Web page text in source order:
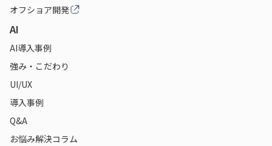
オフショア開発
AI
AI導入事例
強み・こだわり
UI/UX
導入事例
Q&A
お悩み解決コラム